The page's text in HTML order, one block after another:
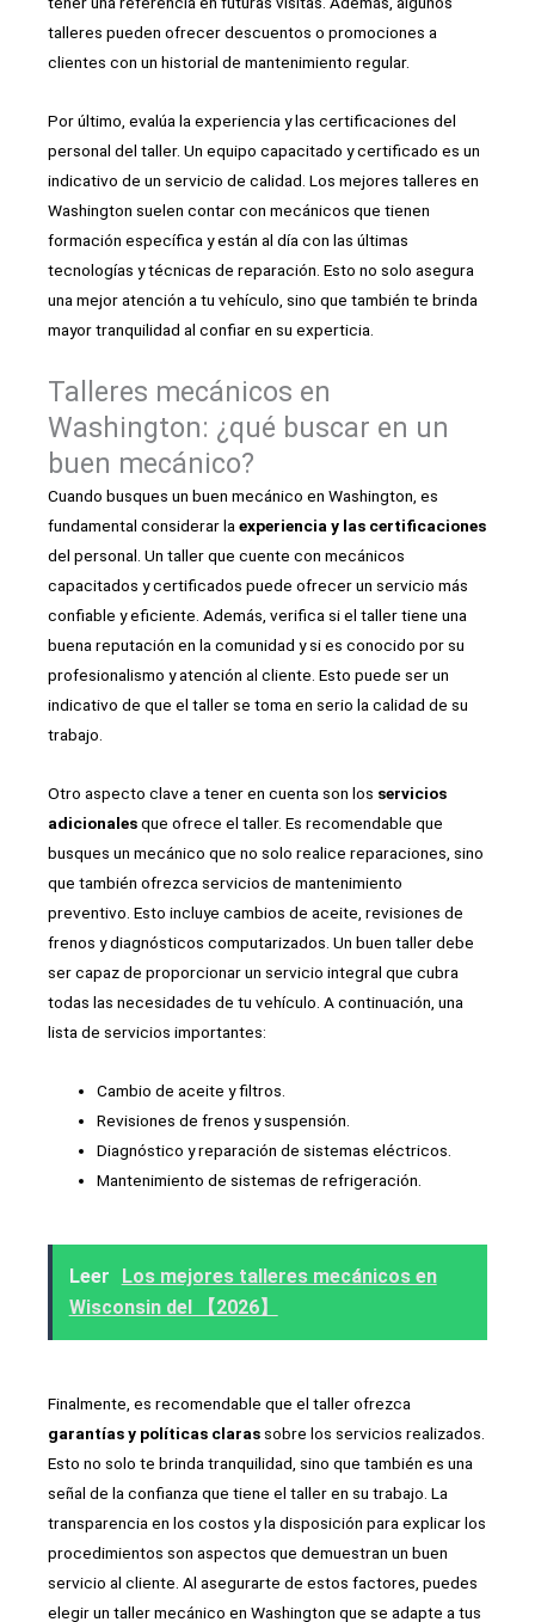
talleres pueden ofrecer descuentos o promociones a
clientes con un historial de mantenimiento regular.
Por último, evalúa la experiencia y las certificaciones del
personal del taller. Un equipo capacitado y certificado es un
indicativo de un servicio de calidad. Los mejores talleres en
Washington suelen contar con mecánicos que tienen
formación específica y están al día con las últimas
tecnologías y técnicas de reparación. Esto no solo asegura
una mejor atención a tu vehículo, sino que también te brinda
mayor tranquilidad al confiar en su experticia.
Talleres mecánicos en
Washington: ¿qué buscar en un
buen mecánico?
Cuando busques un buen mecánico en Washington, es
fundamental considerar laexperiencia y las certificaciones
del personal. Un taller que cuente con mecánicos
capacitados y certificados puede ofrecer un servicio más
confiable y eficiente. Además, verifica si el taller tiene una
buena reputación en la comunidad y si es conocido por su
profesionalismo y atención al cliente. Esto puede ser un
indicativo de que el taller se toma en serio la calidad de su
trabajo.
Otro aspecto clave a tener en cuenta son los servicios
adicionalesque ofrece el taller. Es recomendable que
busques un mecánico que no solo realice reparaciones, sino
que también ofrezca servicios de mantenimiento
preventivo. Esto incluye cambios de aceite, revisiones de
frenos y diagnósticos computarizados. Un buen taller debe
ser capaz de proporcionar un servicio integral que cubra
todas las necesidades de tu vehículo. A continuación, una
lista de servicios importantes:
Cambio de aceite y filtros.
Revisiones de frenos y suspensión.
Diagnóstico y reparación de sistemas eléctricos.
Mantenimiento de sistemas de refrigeración.
Leer
Los mejores talleres mecánicos en
Wisconsin del 【2026】
Finalmente, es recomendable que el taller ofrezca
garantías y políticas claras sobre los servicios realizados.
Esto no solo te brinda tranquilidad, sino que también es una
señal de la confianza que tiene el taller en su trabajo. La
transparencia en los costos y la disposición para explicar los
procedimientos son aspectos que demuestran un buen
servicio al cliente. Al asegurarte de estos factores, puedes
elegir un taller mecánico en Washington que se adapte a tus